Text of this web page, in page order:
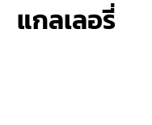
แกลเลอรี่